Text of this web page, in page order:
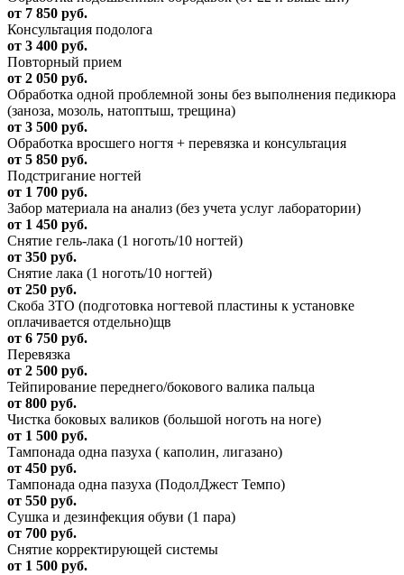
от 7 850 руб.
Консультация подолога
от 3 400 руб.
Повторный прием
от 2 050 руб.
Обработка одной проблемной зоны без выполнения педикюра
(заноза, мозоль, натоптыш, трещина)
от 3 500 руб.
Обработка вросшего ногтя + перевязка и консультация
от 5 850 руб.
Подстригание ногтей
от 1 700 руб.
Забор материала на анализ (без учета услуг лаборатории)
от 1 450 руб.
Снятие гель-лака (1 ноготь/10 ногтей)
от 350 руб.
Снятие лака (1 ноготь/10 ногтей)
от 250 руб.
Скоба 3ТО (подготовка ногтевой пластины к установке
оплачивается отдельно)щв
от 6 750 руб.
Перевязка
от 2 500 руб.
Тейпирование переднего/бокового валика пальца
от 800 руб.
Чистка боковых валиков (большой ноготь на ноге)
от 1 500 руб.
Тампонада одна пазуха ( каполин, лигазано)
от 450 руб.
Тампонада одна пазуха (ПодолДжест Темпо)
от 550 руб.
Сушка и дезинфекция обуви (1 пара)
от 700 руб.
Снятие корректирующей системы
от 1 500 руб.